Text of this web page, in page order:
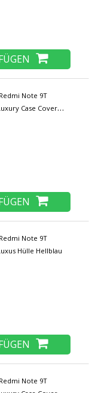
Note 9T
Case Cover
Note 9T
Hülle Hellblau
Note 9T